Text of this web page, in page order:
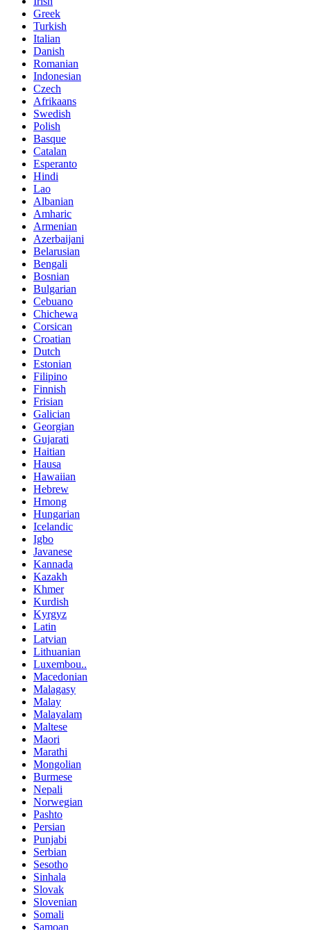
Greek
Turkish
Italian
Danish
Romanian
Indonesian
Czech
Afrikaans
Swedish
Polish
Basque
Catalan
Esperanto
Hindi
Lao
Albanian
Amharic
Armenian
Azerbaijani
Belarusian
Bengali
Bosnian
Bulgarian
Cebuano
Chichewa
Corsican
Croatian
Dutch
Estonian
Filipino
Finnish
Frisian
Galician
Georgian
Gujarati
Haitian
Hausa
Hawaiian
Hebrew
Hmong
Hungarian
Icelandic
Igbo
Javanese
Kannada
Kazakh
Khmer
Kurdish
Kyrgyz
Latin
Latvian
Lithuanian
Luxembou..
Macedonian
Malagasy
Malay
Malayalam
Maltese
Maori
Marathi
Mongolian
Burmese
Nepali
Norwegian
Pashto
Persian
Punjabi
Serbian
Sesotho
Sinhala
Slovak
Slovenian
Somali
Samoan